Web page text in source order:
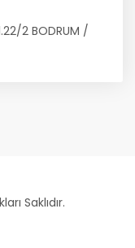
2 BODRUM /
Saklıdır.